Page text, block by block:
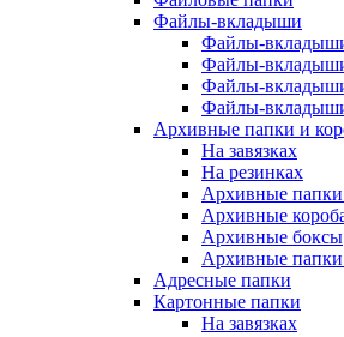
Файлы-вкладыши
Файлы-
Файлы-
Файлы-
Файлы-
Архивные папки и
На завязках
На резинках
Архивные
Архивные
Архивные боксы
Архивные папки
Адресные папки
Картонные папки
На завязках